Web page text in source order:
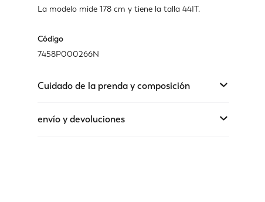
La modelo mide 178 cm y tiene la talla 44IT.
Código
7458P000266N
Cuidado de la prenda y composición
envío y devoluciones